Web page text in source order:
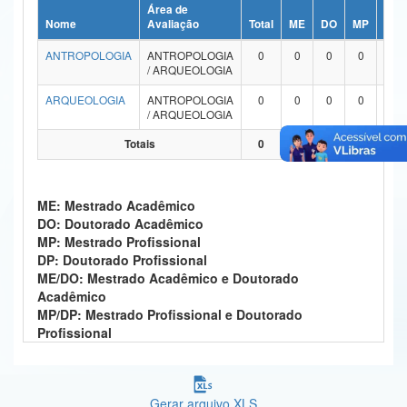
Ministério da Ciência, Tecnologia, Inovações e Comunicações
Ministério do Meio Ambiente
Ministério do Turismo
Ministério do Desenvolvimento Regional
Ministério da Mulher, da Família e dos Direitos Humanos
Secretaria-Geral
Secretaria de Governo
Gabinete de Segurança Institucional
Nome
Área de
Avaliação
Total ME DO MP
ANTROPOLOGIA
ANTROPOLOGIA
/ ARQUEOLOGIA
0 0 0 0
ARQUEOLOGIA
ANTROPOLOGIA
/ ARQUEOLOGIA
0 0 0 0
Totais 0 0 0 0 0
ME: Mestrado Acadêmico
DO: Doutorado Acadêmico
MP: Mestrado Profissional
DP: Doutorado Profissional
ME/DO: Mestrado Acadêmico e Doutorado
Acadêmico
MP/DP: Mestrado Profissional e Doutorado
Profissional
Gerar arquivo XLS